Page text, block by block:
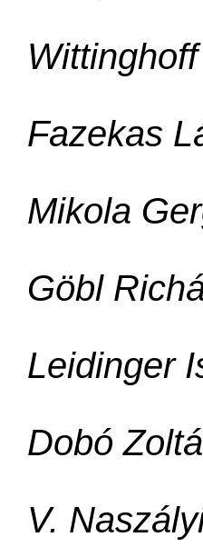
Fazekas
Mikola
Göbl
Leidinger
Dobó
V.